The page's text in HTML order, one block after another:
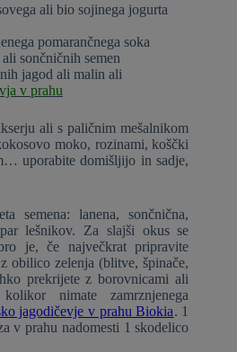
ali bio sojinega jogurta
pomarančnega soka
sončničnih semen
jagod ali malin ali
v prahu
ali s paličnim mešalnikom
moko, rozinami, koščki
uporabite domišljijo in sadje,
semena: lanena, sončnična,
lešnikov. Za slajši okus se
je, če največkrat pripravite
obilico zelenja (blitve, špinače,
prekrijete z borovnicami ali
nimate zamrznjenega
jagodičevje v prahu Biokia. 1
v prahu nadomesti 1 skodelico